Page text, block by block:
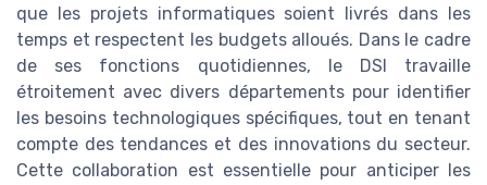
que les projets informatiques soient livrés dans les
temps et respectent les budgets alloués. Dans le cadre
de ses fonctions quotidiennes, le DSI travaille
étroitement avec divers départements pour identifier
les besoins technologiques spécifiques, tout en tenant
compte des tendances et des innovations du secteur.
Cette collaboration est essentielle pour anticiper les